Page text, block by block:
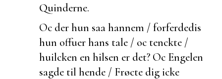
Quinderne.
Oc der hun saa hannem / forferdedis
hun offuer hans tale / oc tenckte /
huilcken en hilsen er det? Oc Engelen
sagde til hende / Frøcte dig icke